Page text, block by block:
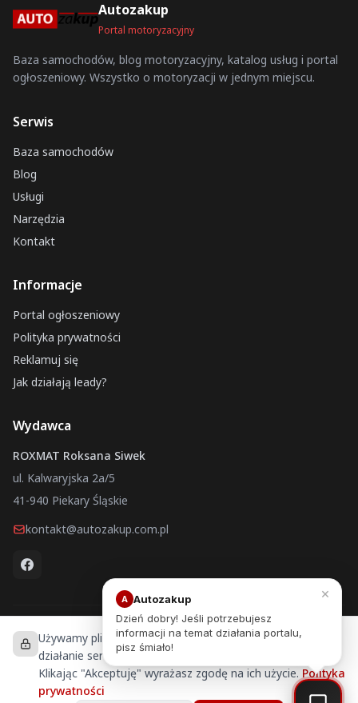
Autozakup
Portal motoryzacyjny
Baza samochodów, blog motoryzacyjny, katalog usług i portal
ogłoszeniowy. Wszystko o motoryzacji w jednym miejscu.
Serwis
Baza samochodów
Blog
Usługi
Narzędzia
Kontakt
Informacje
Portal ogłoszeniowy
Polityka prywatności
Reklamuj się
Jak działają leady?
Wydawca
ROXMAT Roksana Siwek
ul. Kalwaryjska 2a/5
41-940 Piekary Śląskie
kontakt@autozakup.com.pl
Autozakup.com.pl © 2026 ROXMAT Roksana Siwek — Wszelkie
prawa zastrzeżone
Portal ogłoszeniowy
Wykonanie strony:tworzenie stron www Katowice
Używamy plików cookies, aby zapewnić prawidłowe
działanie serwisu, analizować ruch i personalizować treści.
Klikając "Akceptuję" wyrażasz zgodę na ich użycie. Polityka
prywatności
×
A Autozakup
Dzień dobry! Jeśli potrzebujesz
informacji na temat działania portalu,
pisz śmiało!